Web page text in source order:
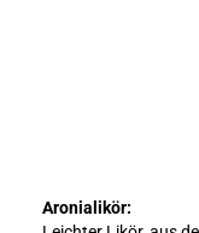
Aronialikör: